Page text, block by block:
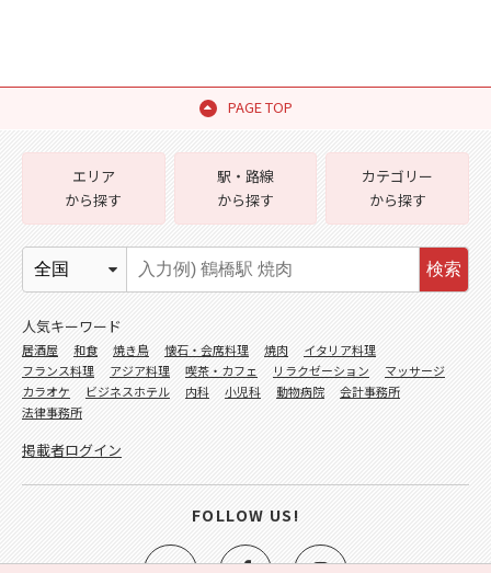
PAGE TOP
エリア
から探す
駅・路線
から探す
カテゴリー
から探す
検索
人気キーワード
居酒屋 和食 焼き鳥 懐石・会席料理 焼肉
イタリア料理
フランス料理
アジア料理 喫茶・カフェ リラクゼーション
マッサージ
カラオケ
ビジネスホテル 内科 小児科 動物病院
会計事務所
法律事務所
掲載者ログイン
FOLLOW US!